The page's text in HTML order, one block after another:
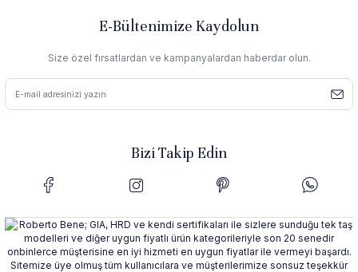
E-Bültenimize Kaydolun
Size özel fırsatlardan ve kampanyalardan haberdar olun.
Bizi Takip Edin